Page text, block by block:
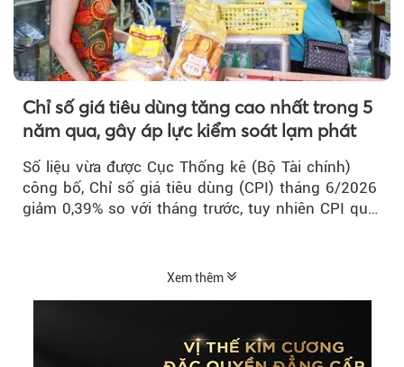
Chỉ số giá tiêu dùng tăng cao nhất trong 5
năm qua, gây áp lực kiểm soát lạm phát
Số liệu vừa được Cục Thống kê (Bộ Tài chính)
công bố, Chỉ số giá tiêu dùng (CPI) tháng 6/2026
giảm 0,39% so với tháng trước, tuy nhiên CPI quý
Xem thêm